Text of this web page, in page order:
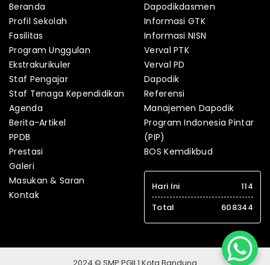
Beranda
Profil Sekolah
Fasilitas
Program Unggulan
Ekstrakurikuler
Staf Pengajar
Staf Tenaga Kependidikan
Agenda
Berita-Artikel
PPDB
Prestasi
Galeri
Masukan & Saran
Kontak
Dapodikdasmen
Informasi GTK
Informasi NISN
Verval PTK
Verval PD
Dapodik
Referensi
Manajemen Dapodik
Program Indonesia Pintar
(PIP)
BOS Kemdikbud
Hari Ini
114
Total
608344